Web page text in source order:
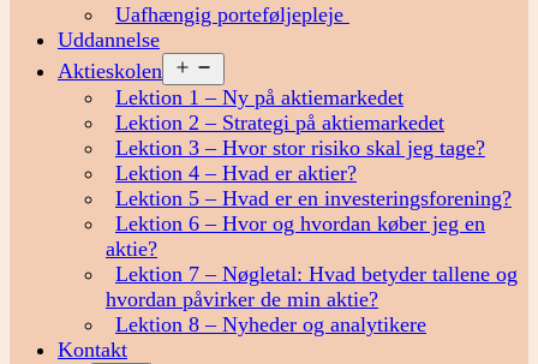
Uafhængig porteføljepleje
Uddannelse
Aktieskolen
menu
Lektion 1 – Ny på aktiemarkedet
Lektion 2 – Strategi på aktiemarkedet
Lektion 3 – Hvor stor risiko skal jeg tage?
Lektion 4 – Hvad er aktier?
Lektion 5 – Hvad er en investeringsforening?
Lektion 6 – Hvor og hvordan køber jeg en
aktie?
Lektion 7 – Nøgletal: Hvad betyder tallene og
hvordan påvirker de min aktie?
Lektion 8 – Nyheder og analytikere
Kontakt